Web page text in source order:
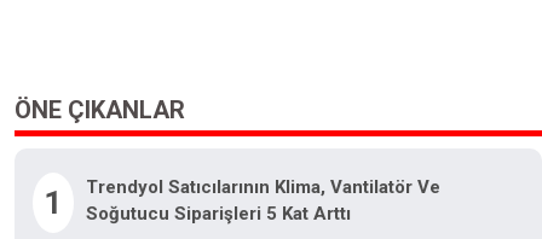
ÖNE ÇIKANLAR
1
Trendyol Satıcılarının Klima, Vantilatör Ve
Soğutucu Siparişleri 5 Kat Arttı